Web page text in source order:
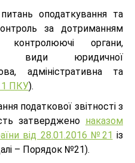
оподаткування та
за дотриманням
органи,
види юридичної
адміністративна та
ПКУ).
податкової звітності з
затверджено наказом
від 28.01.2016 №21 із
– Порядок №21).